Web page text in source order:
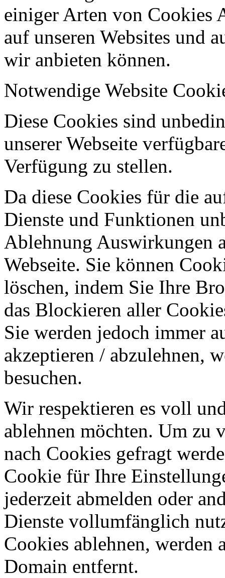
einiger Arten von Cookies
auf unseren Websites und
wir anbieten können.
Notwendige Website
Diese Cookies sind
unserer Webseite
Verfügung zu stellen.
Da diese Cookies für die
Dienste und Funktionen
Ablehnung Auswirkungen
Webseite. Sie können
löschen, indem Sie Ihre
das Blockieren aller
Sie werden jedoch immer
akzeptieren / abzulehnen,
besuchen.
Wir respektieren es voll
ablehnen möchten. Um zu
nach Cookies gefragt
Cookie für Ihre
jederzeit abmelden oder
Dienste vollumfänglich
Cookies ablehnen, werden
Domain entfernt.